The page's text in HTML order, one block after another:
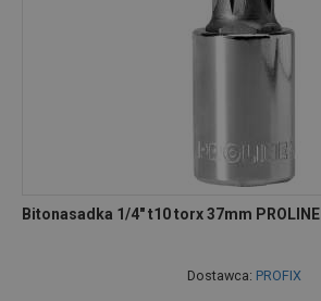
Bitonasadka 1/4" t10 torx 37mm PROLINE
Dostawca: PROFIX